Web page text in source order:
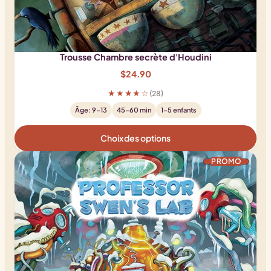
Trousse Chambre secrète d'Houdini
$24.90
★★★★☆ (28)
Âge: 9-13 45-60 min 1-5 enfants
Choix des options
PROMOPRODUIT EN